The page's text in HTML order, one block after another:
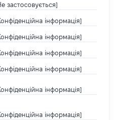
застосовується]
інформація]
інформація]
інформація]
інформація]
інформація]
інформація]